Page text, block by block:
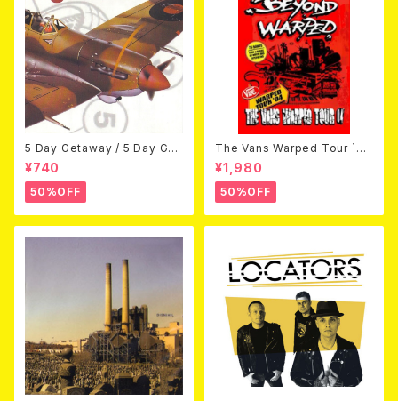
5 Day Getaway / 5 Day Get
away (CDEP)
¥740
50%OFF
The Vans Warped Tour `04
Beyond Warped (国内盤DV
D)
¥1,980
50%OFF